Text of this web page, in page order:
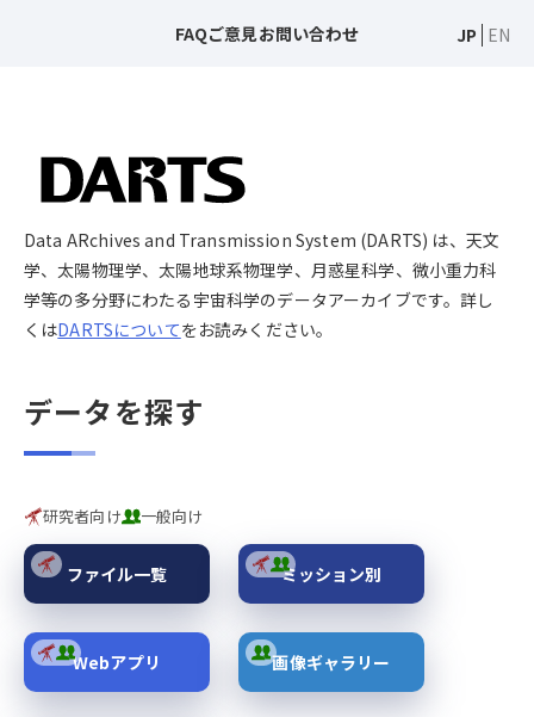
FAQご意見お問い合わせ JP EN
Data ARchives and Transmission System (DARTS) は、天文
学、太陽物理学、太陽地球系物理学、月惑星科学、微小重力科
学等の多分野にわたる宇宙科学のデータアーカイブです。詳し
くはDARTSについてをお読みください。
データを探す
研究者向け 一般向け
ファイル一覧 ミッション別
Webアプリ 画像ギャラリー